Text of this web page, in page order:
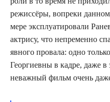
режиссёры, вопреки
мере эксплуатировали
актрису, что непременно
явного провала: одно
Георгиевны в кадре, даже в
неважный фильм очень